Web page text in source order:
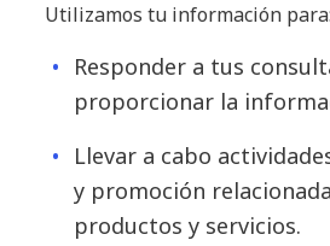
Utilizamos tu información para:
Responder a tus
proporcionar la
Llevar a cabo
y promoción
productos y servicios.